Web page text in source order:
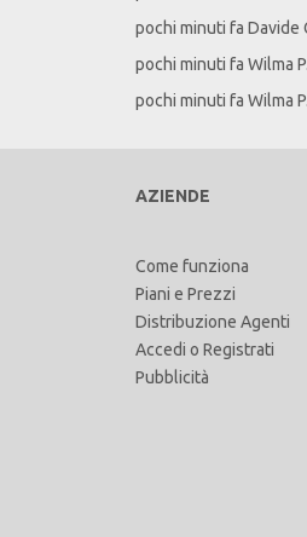
pochi minuti fa Davide
pochi minuti fa Wilma P
pochi minuti fa Wilma P
AZIENDE
Come funziona
Piani e Prezzi
Distribuzione Agenti
Accedi o Registrati
Pubblicità